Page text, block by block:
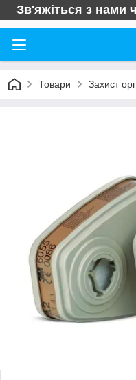
Зв'яжіться з нами
Товари Захист